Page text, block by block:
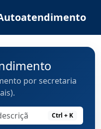
por secretaria
Ctrl + K